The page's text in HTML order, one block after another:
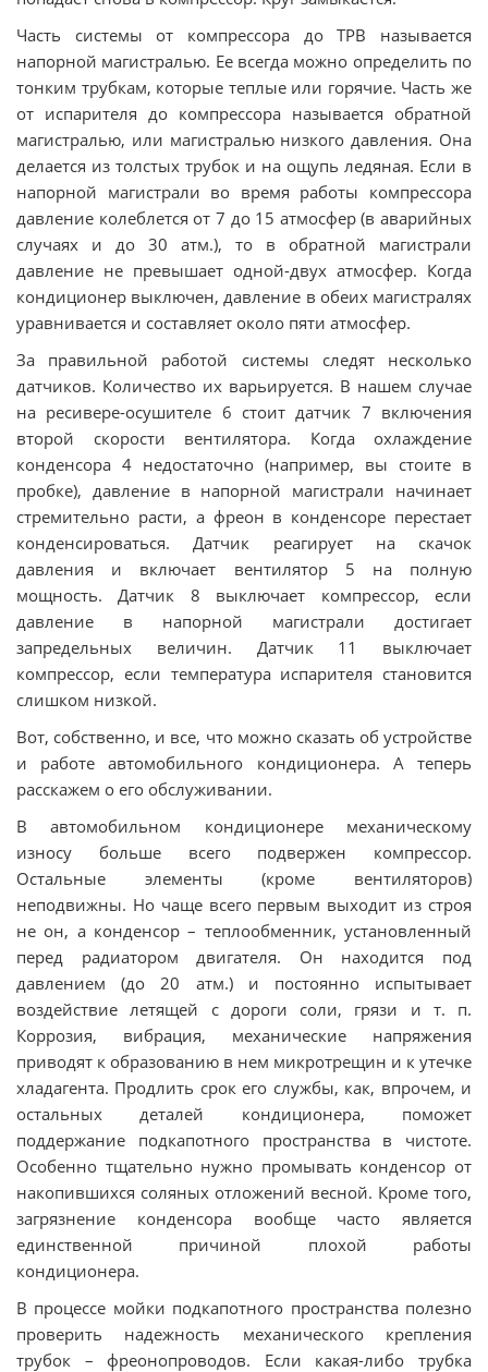
Часть системы от компрессора до ТРВ называется
напорной магистралью. Ее всегда можно определить по
тонким трубкам, которые теплые или горячие. Часть же
от испарителя до компрессора называется обратной
магистралью, или магистралью низкого давления. Она
делается из толстых трубок и на ощупь ледяная. Если в
напорной магистрали во время работы компрессора
давление колеблется от 7 до 15 атмосфер (в аварийных
случаях и до 30 атм.), то в обратной магистрали
давление не превышает одной-двух атмосфер. Когда
кондиционер выключен, давление в обеих магистралях
уравнивается и составляет около пяти атмосфер.
За правильной работой системы следят несколько
датчиков. Количество их варьируется. В нашем случае
на ресивере-осушителе 6 стоит датчик 7 включения
второй скорости вентилятора. Когда охлаждение
конденсора 4 недостаточно (например, вы стоите в
пробке), давление в напорной магистрали начинает
стремительно расти, а фреон в конденсоре перестает
конденсироваться. Датчик реагирует на скачок
давления и включает вентилятор 5 на полную
мощность. Датчик 8 выключает компрессор, если
давление в напорной магистрали достигает
запредельных величин. Датчик 11 выключает
компрессор, если температура испарителя становится
слишком низкой.
Вот, собственно, и все, что можно сказать об устройстве
и работе автомобильного кондиционера. А теперь
расскажем о его обслуживании.
В автомобильном кондиционере механическому
износу больше всего подвержен компрессор.
Остальные элементы (кроме вентиляторов)
неподвижны. Но чаще всего первым выходит из строя
не он, а конденсор – теплообменник, установленный
перед радиатором двигателя. Он находится под
давлением (до 20 атм.) и постоянно испытывает
воздействие летящей с дороги соли, грязи и т. п.
Коррозия, вибрация, механические напряжения
приводят к образованию в нем микротрещин и к утечке
хладагента. Продлить срок его службы, как, впрочем, и
остальных деталей кондиционера, поможет
поддержание подкапотного пространства в чистоте.
Особенно тщательно нужно промывать конденсор от
накопившихся соляных отложений весной. Кроме того,
загрязнение конденсора вообще часто является
единственной причиной плохой работы
кондиционера.
В процессе мойки подкапотного пространства полезно
проверить надежность механического крепления
трубок – фреонопроводов. Если какая-либо трубка